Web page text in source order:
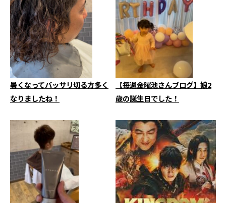
暑くなってバッサリ切る方多く
なりましたね！
【毎週金曜池さんブログ】娘2
歳の誕生日でした！